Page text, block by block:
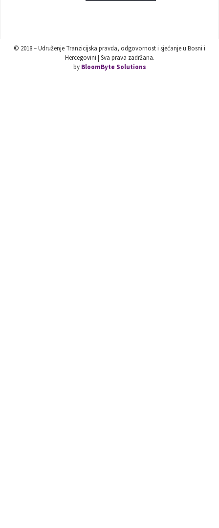
© 2018 – Udruženje Tranzicijska pravda, odgovornost i sjećanje u Bosni i
Hercegovini | Sva prava zadržana.
by BloomByte Solutions